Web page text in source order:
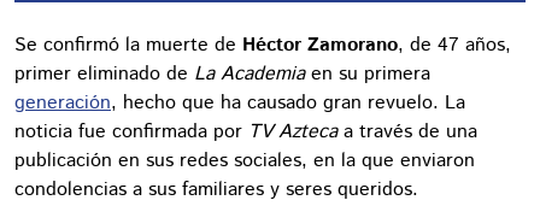
Se confirmó la muerte de Héctor Zamorano, de 47 años,
primer eliminado de La Academiaen su primera
generación, hecho que ha causado gran revuelo. La
noticia fue confirmada por TV Aztecaa través de una
publicación en sus redes sociales, en la que enviaron
condolencias a sus familiares y seres queridos.